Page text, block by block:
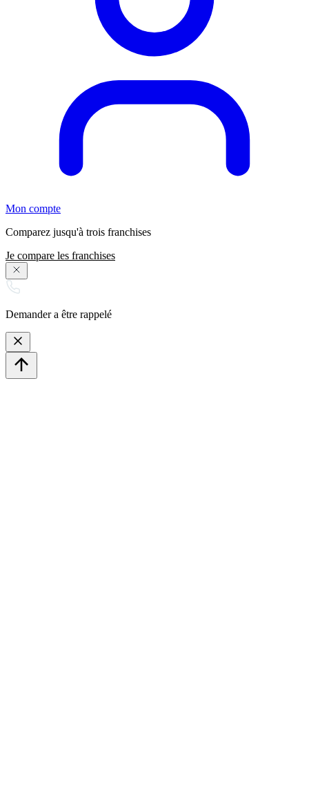
Mon compte
Comparez jusqu'à trois franchises
Je compare les franchises
Demander a être rappelé